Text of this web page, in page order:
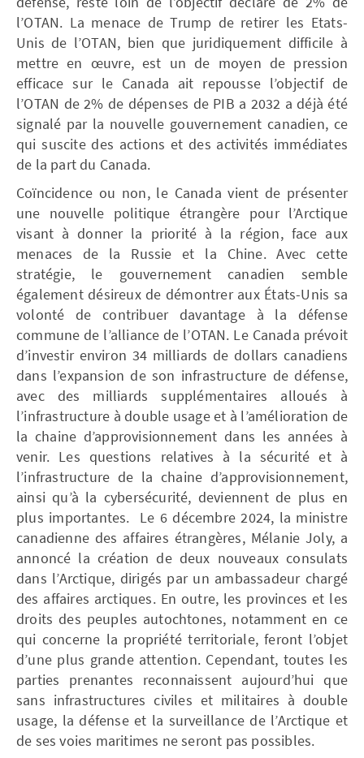
l’OTAN. La menace de Trump de retirer les Etats-
Unis de l’OTAN, bien que juridiquement difficile à
mettre en œuvre, est un de moyen de pression
efficace sur le Canada ait repousse l’objectif de
l’OTAN de 2% de dépenses de PIB a 2032 a déjà été
signalé par la nouvelle gouvernement canadien, ce
qui suscite des actions et des activités immédiates
de la part du Canada.
Coïncidence ou non, le Canada vient de présenter
une nouvelle politique étrangère pour l’Arctique
visant à donner la priorité à la région, face aux
menaces de la Russie et la Chine. Avec cette
stratégie, le gouvernement canadien semble
également désireux de démontrer aux États-Unis sa
volonté de contribuer davantage à la défense
commune de l’alliance de l’OTAN. Le Canada prévoit
d’investir environ 34 milliards de dollars canadiens
dans l’expansion de son infrastructure de défense,
avec des milliards supplémentaires alloués à
l’infrastructure à double usage et à l’amélioration de
la chaine d’approvisionnement dans les années à
venir. Les questions relatives à la sécurité et à
l’infrastructure de la chaine d’approvisionnement,
ainsi qu’à la cybersécurité, deviennent de plus en
plus importantes. Le 6 décembre 2024, la ministre
canadienne des affaires étrangères, Mélanie Joly, a
annoncé la création de deux nouveaux consulats
dans l’Arctique, dirigés par un ambassadeur chargé
des affaires arctiques. En outre, les provinces et les
droits des peuples autochtones, notamment en ce
qui concerne la propriété territoriale, feront l’objet
d’une plus grande attention. Cependant, toutes les
parties prenantes reconnaissent aujourd’hui que
sans infrastructures civiles et militaires à double
usage, la défense et la surveillance de l’Arctique et
de ses voies maritimes ne seront pas possibles.